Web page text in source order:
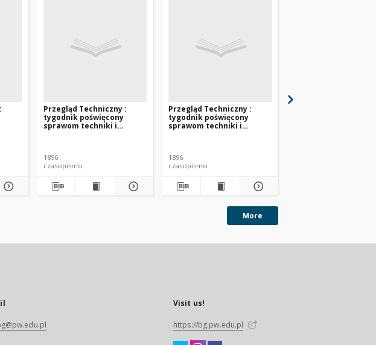
Przegląd Techniczny :
tygodnik poświęcony
sprawom techniki i
1896
czasopismo
Przegląd Techniczny :
tygodnik poświęcony
sprawom techniki i
1896
czasopismo
More
Visit us!
https://bg.pw.edu.pl